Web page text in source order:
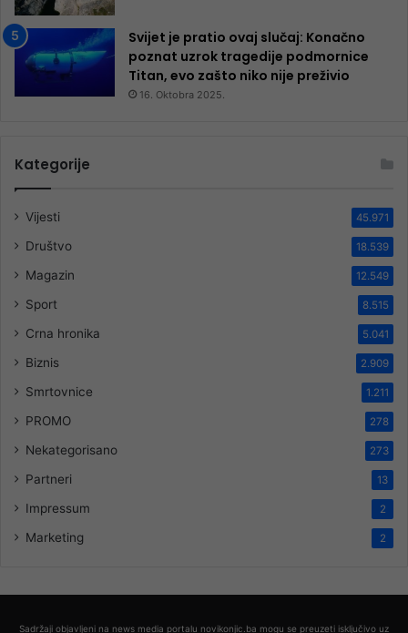
Svijet je pratio ovaj slučaj: Konačno
poznat uzrok tragedije podmornice
Titan, evo zašto niko nije preživio
16. Oktobra 2025.
Kategorije
Vijesti 45.971
Društvo 18.539
Magazin 12.549
Sport 8.515
Crna hronika 5.041
Biznis 2.909
Smrtovnice 1.211
PROMO 278
Nekategorisano 273
Partneri 13
Impressum 2
Marketing 2
Sadržaji objavljeni na news media portalu novikonjic.ba mogu se preuzeti isključivo uz